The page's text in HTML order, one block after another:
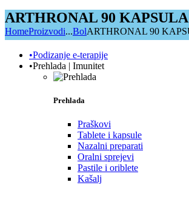
ARTHRONAL 90 KAPSULA
HomeProizvodi...BolARTHRONAL 90
•Podizanje e-terapije
•Prehlada | Imunitet
Prehlada
Praškovi
Tablete i kapsule
Nazalni preparati
Oralni sprejevi
Pastile i oriblete
Kašalj